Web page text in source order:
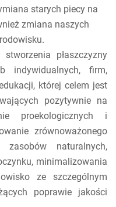
starych piecy na
zmiana naszych
płaszczyzny
indywidualnych, firm,
której celem jest
pozytywnie na
proekologicznych i
zrównoważonego
naturalnych,
minimalizowania
ze szczególnym
poprawie jakości